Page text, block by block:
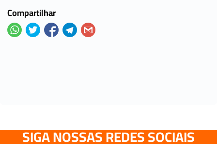
Compartilhar
SIGA NOSSAS REDES SOCIAIS